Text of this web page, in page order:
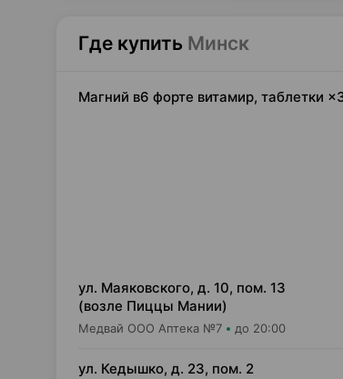
Где купить Минск
Магний в6 форте витамир, таблетки
ул. Маяковского, д. 10, пом. 13
(возле Пиццы Мании)
Медвай ООО Аптека №7 до 20:00
ул. Кедышко, д. 23, пом. 2